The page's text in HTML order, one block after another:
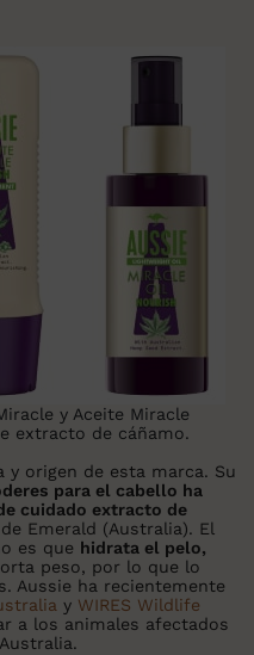
y Aceite Miracle
extracto de cáñamo.
origen de esta marca. Su
para el cabello ha
cuidado extracto de
Emerald (Australia). El
es que hidrata el pelo,
peso, por lo que lo
Aussie ha recientemente
y WIRES Wildlife
a los animales afectados